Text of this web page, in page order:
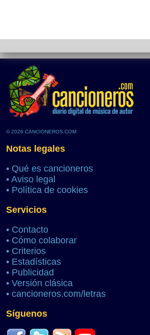
© 2026 CANCIONEROS.COM
Notas legales
• Qué es cancioneros
• Aviso legal
• Política de cookies
Servicios
• Contacto
• Cómo colaborar
• Criterios
• Estadísticas
• Publicidad
• Versión clásica
• cancioneros.com/letras
Síguenos